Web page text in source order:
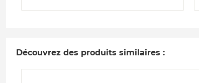
Découvrez des produits similaires :